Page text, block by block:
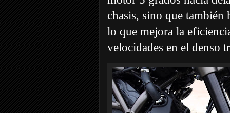
chasis, sino que también
lo que mejora la
velocidades en el denso